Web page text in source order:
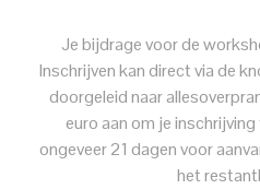
Je bijdrage voor de
Inschrijven kan direct via de
doorgeleid naar
euro aan om je
ongeveer 21 dagen voor
het